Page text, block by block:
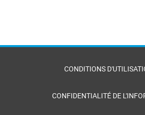
CONDITIONS
CONFIDENTIALITÉ DE